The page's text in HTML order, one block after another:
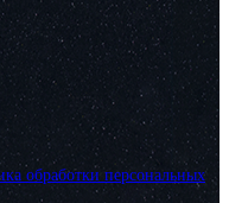
обработки персональных